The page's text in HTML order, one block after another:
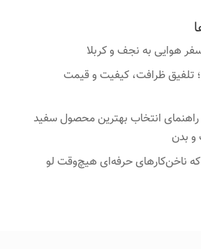
هوایی به نجف و کربلا
تلفیق ظرافت، کیفیت و قیمت
راهنمای انتخاب بهترین محصول سفید
بدن
که ناخن‌کارهای حرفه‌ای هیچ‌وقت لو